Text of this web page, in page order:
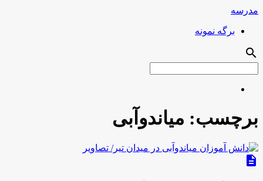
مدرسه
برگه نمونه
search
برچسب: میاندوآبی
description